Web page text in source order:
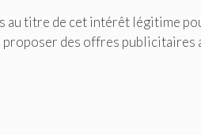
titre de cet intérêt légitime
des offres publicitaires